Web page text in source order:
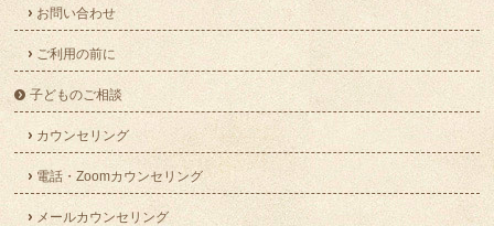
お問い合わせ
ご利用の前に
子どものご相談
カウンセリング
電話・Zoomカウンセリング
メールカウンセリング